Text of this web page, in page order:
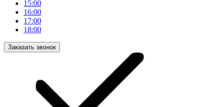
15:00
16:00
17:00
18:00
Заказать звонок